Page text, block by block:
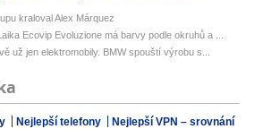
kraloval Alex Márquez
Ecovip Evoluzione má barvy podle okruhů a ...
už jen elektromobily. BMW spouští výrobu s...
Nejlepší telefony Nejlepší VPN – srovnání